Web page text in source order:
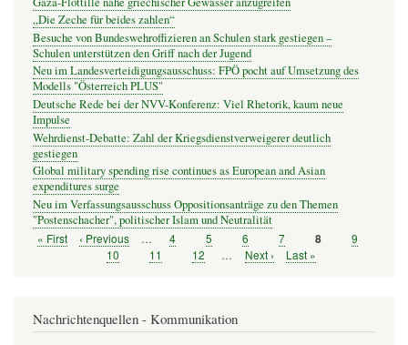
„Die Zeche für beides zahlen“
Besuche von Bundeswehroffizieren an Schulen stark gestiegen –
Schulen unterstützen den Griff nach der Jugend
Neu im Landesverteidigungsausschuss: FPÖ pocht auf Umsetzung des
Modells "Österreich PLUS"
Deutsche Rede bei der NVV-Konferenz: Viel Rhetorik, kaum neue
Impulse
Wehrdienst-Debatte: Zahl der Kriegsdienstverweigerer deutlich
gestiegen
Global military spending rise continues as European and Asian
expenditures surge
Neu im Verfassungsausschuss Oppositionsanträge zu den Themen
"Postenschacher", politischer Islam und Neutralität
Seitennummerierung
Erste
« First
Vorherige
‹ Previous … Seite
4 Seite
5 Seite
6 Seite
7 Seite
8 Seite
9
Seite
10 Seite
11 Seite
12 …
Nächste
Next ›
Letzte
Last »
Nachrichtenquellen - Kommunikation